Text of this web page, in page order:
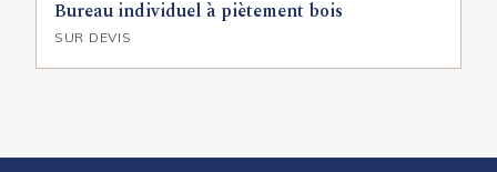
Bureau individuel à piètement bois
SUR DEVIS